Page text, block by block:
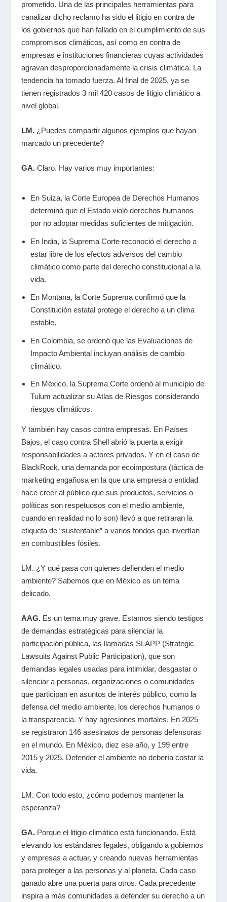
prometido. Una de las principales herramientas para
canalizar dicho reclamo ha sido el litigio en contra de
los gobiernos que han fallado en el cumplimiento de sus
compromisos climáticos, así como en contra de
empresas e instituciones financieras cuyas actividades
agravan desproporcionadamente la crisis climática. La
tendencia ha tomado fuerza. Al final de 2025, ya se
tienen registrados 3 mil 420 casos de litigio climático a
nivel global.
LM. ¿Puedes compartir algunos ejemplos que hayan
marcado un precedente?
GA. Claro. Hay varios muy importantes:
En Suiza, la Corte Europea de Derechos Humanos
determinó que el Estado violó derechos humanos
por no adoptar medidas suficientes de mitigación.
En India, la Suprema Corte reconoció el derecho a
estar libre de los efectos adversos del cambio
climático como parte del derecho constitucional a la
vida.
En Montana, la Corte Suprema confirmó que la
Constitución estatal protege el derecho a un clima
estable.
En Colombia, se ordenó que las Evaluaciones de
Impacto Ambiental incluyan análisis de cambio
climático.
En México, la Suprema Corte ordenó al municipio de
Tulum actualizar su Atlas de Riesgos considerando
riesgos climáticos.
Y también hay casos contra empresas. En Países
Bajos, el caso contra Shell abrió la puerta a exigir
responsabilidades a actores privados. Y en el caso de
BlackRock, una demanda por ecoimpostura (táctica de
marketing engañosa en la que una empresa o entidad
hace creer al público que sus productos, servicios o
políticas son respetuosos con el medio ambiente,
cuando en realidad no lo son) llevó a que retiraran la
etiqueta de “sustentable” a varios fondos que invertían
en combustibles fósiles.
LM. ¿Y qué pasa con quienes defienden el medio
ambiente? Sabemos que en México es un tema
delicado.
AAG. Es un tema muy grave. Estamos siendo testigos
de demandas estratégicas para silenciar la
participación pública, las llamadas SLAPP (Strategic
Lawsuits Against Public Participation),que son
demandas legales usadas para intimidar, desgastar o
silenciar a personas, organizaciones o comunidades
que participan en asuntos de interés público, como la
defensa del medio ambiente, los derechos humanos o
la transparencia. Y hay agresiones mortales. En 2025
se registraron 146 asesinatos de personas defensoras
en el mundo. En México, diez ese año, y 199 entre
2015 y 2025. Defender el ambiente no debería costar la
vida.
LM. Con todo esto, ¿cómo podemos mantener la
esperanza?
GA. Porque el litigio climático está funcionando. Está
elevando los estándares legales, obligando a gobiernos
y empresas a actuar, y creando nuevas herramientas
para proteger a las personas y al planeta. Cada caso
ganado abre una puerta para otros. Cada precedente
inspira a más comunidades a defender su derecho a un